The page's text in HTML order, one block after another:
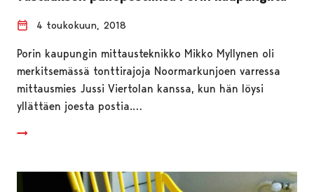
4 toukokuun, 2018
Porin kaupungin mittausteknikko Mikko Myllynen oli
merkitsemässä tonttirajoja Noormarkunjoen varressa
mittausmies Jussi Viertolan kanssa, kun hän löysi
yllättäen joesta postia.…